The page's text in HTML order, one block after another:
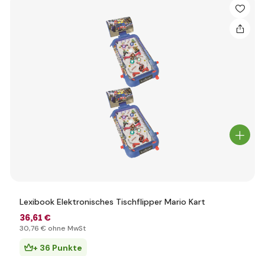
Lexibook Elektronisches Tischflipper Mario Kart
36,61 €
30,76 € ohne MwSt
+ 36 Punkte